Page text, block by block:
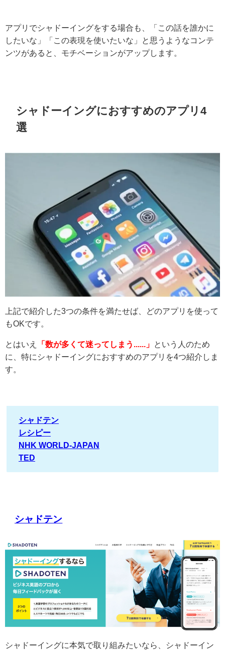
アプリでシャドーイングをする場合も、「この話を誰かに
したいな」「この表現を使いたいな」と思うようなコンテ
ンツがあると、モチベーションがアップします。
シャドーイングにおすすめのアプリ4
選
上記で紹介した3つの条件を満たせば、どのアプリを使って
もOKです。
とはいえ 「数が多くて迷ってしまう......」
という人のため
に、特にシャドーイングにおすすめのアプリを4つ紹介しま
す。
シャドテン
レシピー
NHK WORLD-JAPAN
TED
シャドテン
シャドーイングに本気で取り組みたいなら、シャドーイン